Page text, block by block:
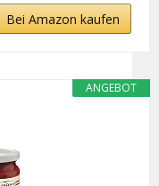
Bei Amazon kaufen
ANGEBOT